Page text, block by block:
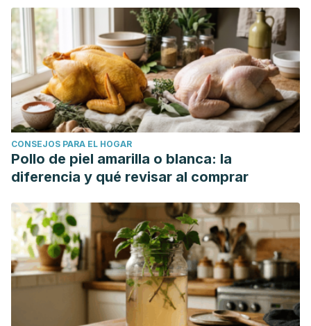
CONSEJOS PARA EL HOGAR
Pollo de piel amarilla o blanca: la
diferencia y qué revisar al comprar